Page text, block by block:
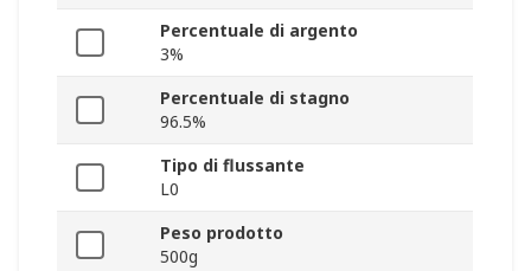
Percentuale di argento
3%
Percentuale di stagno
96.5%
Tipo di flussante
L0
Peso prodotto
500g